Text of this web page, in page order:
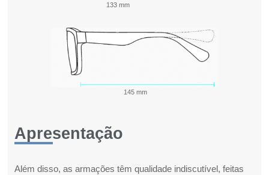
133 mm
145 mm
Apresentação
Além disso, as armações têm qualidade indiscutível, feitas